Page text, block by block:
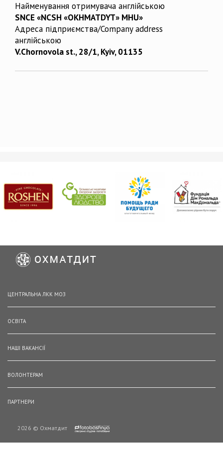
Найменування отримувача англійською
SNCE «NCSH «OKHMATDYT» MHU»
Адреса підприємства/Company address
англійською
V.Chornovola st., 28/1, Kyiv, 01135
ЦЕНТРАЛЬНА ЛКК МОЗ
ОСВІТА
НАШІ ВАКАНСІЇ
ВОЛОНТЕРАМ
ПАРТНЕРИ
2026 © Охматдит